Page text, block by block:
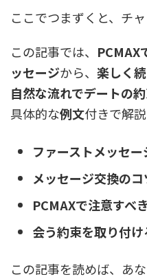
ここでつまずくと、チ
この記事では、 PCMAX
ッセージから、 楽しく
自然な流れでデートの
具体的な例文付きで解説
ファーストメッセ
メッセージ交換の
PCMAXで注意すべ
会う約束を取り付
この記事を読めば、あ